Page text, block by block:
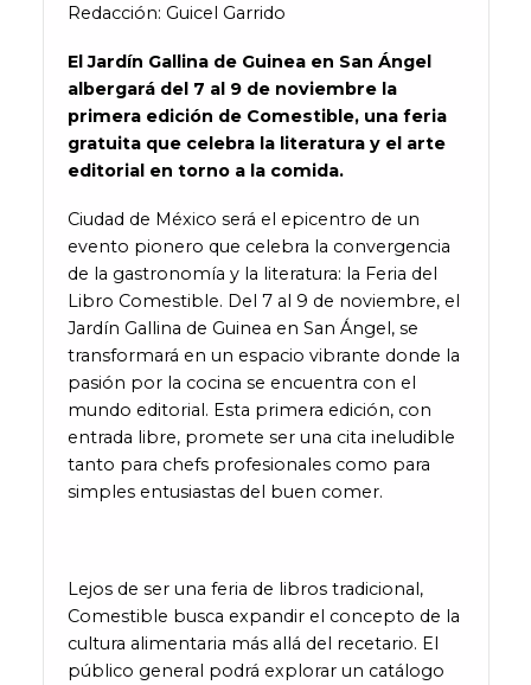
Redacción: Guicel Garrido
El Jardín Gallina de Guinea en San Ángel
albergará del 7 al 9 de noviembre la
primera edición de Comestible, una feria
gratuita que celebra la literatura y el arte
editorial en torno a la comida.
Ciudad de México será el epicentro de un
evento pionero que celebra la convergencia
de la gastronomía y la literatura: la Feria del
Libro Comestible. Del 7 al 9 de noviembre, el
Jardín Gallina de Guinea en San Ángel, se
transformará en un espacio vibrante donde la
pasión por la cocina se encuentra con el
mundo editorial. Esta primera edición, con
entrada libre, promete ser una cita ineludible
tanto para chefs profesionales como para
simples entusiastas del buen comer.
Lejos de ser una feria de libros tradicional,
Comestible busca expandir el concepto de la
cultura alimentaria más allá del recetario. El
público general podrá explorar un catálogo